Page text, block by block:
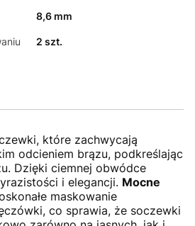
8,6 mm
2 szt.
które zachwycają
odcieniem brązu, podkreślając
Dzięki ciemnej obwódce
i elegancji. Mocne
maskowanie
co sprawia, że soczewki